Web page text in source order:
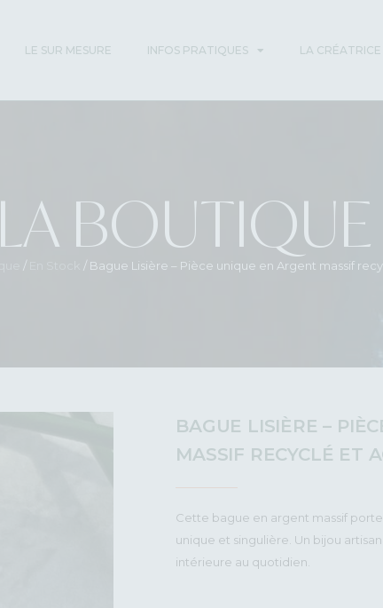
LE SUR MESURE INFOS PRATIQUES LA CRÉATRICE
LA BOUTIQUE
/ / Bague Lisière – Pièce unique en Argent massif
BAGUE LISIÈRE –
MASSIF RECYCLÉ ET
Cette bague en argent massif
unique et singulière. Un bijou
intérieure au quotidien.